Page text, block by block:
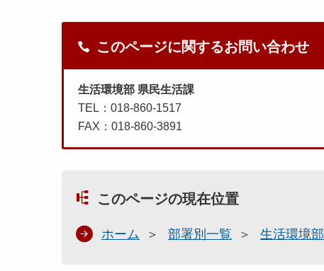
このページに関するお問い合わせ
生活環境部 県民生活課
TEL：018-860-1517
FAX：018-860-3891
このページの現在位置
ホーム 部署別一覧 生活環境部